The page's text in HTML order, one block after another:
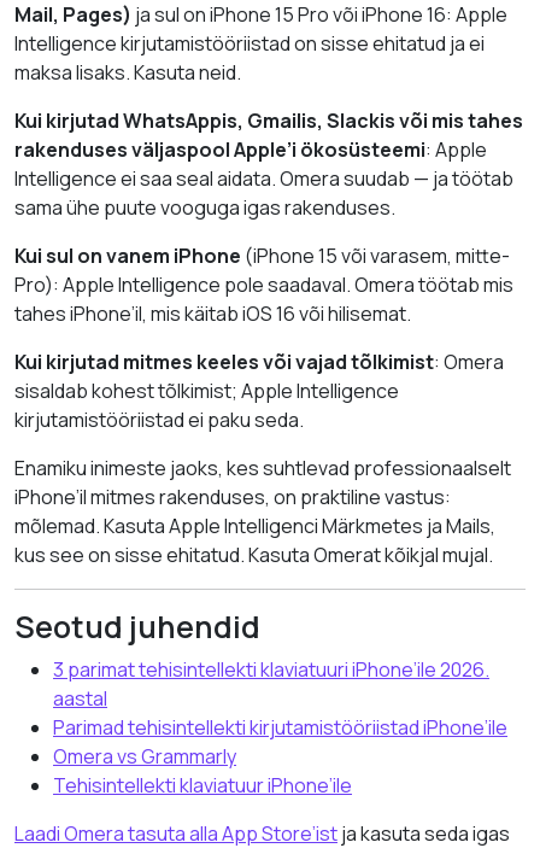
Mail, Pages) ja sul on iPhone 15 Pro või iPhone 16: Apple
Intelligence kirjutamistööriistad on sisse ehitatud ja ei
maksa lisaks. Kasuta neid.
Kui kirjutad WhatsAppis, Gmailis, Slackis või mis tahes
rakenduses väljaspool Apple’i ökosüsteemi: Apple
Intelligence ei saa seal aidata. Omera suudab — ja töötab
sama ühe puute vooguga igas rakenduses.
Kui sul on vanem iPhone (iPhone 15 või varasem, mitte-
Pro): Apple Intelligence pole saadaval. Omera töötab mis
tahes iPhone’il, mis käitab iOS 16 või hilisemat.
Kui kirjutad mitmes keeles või vajad tõlkimist: Omera
sisaldab kohest tõlkimist; Apple Intelligence
kirjutamistööriistad ei paku seda.
Enamiku inimeste jaoks, kes suhtlevad professionaalselt
iPhone’il mitmes rakenduses, on praktiline vastus:
mõlemad. Kasuta Apple Intelligenci Märkmetes ja Mails,
kus see on sisse ehitatud. Kasuta Omerat kõikjal mujal.
Seotud juhendid
3 parimat tehisintellekti klaviatuuri iPhone’ile 2026.
aastal
Parimad tehisintellekti kirjutamistööriistad iPhone’ile
Omera vs Grammarly
Tehisintellekti klaviatuur iPhone’ile
Laadi Omera tasuta alla App Store’istja kasuta seda igas